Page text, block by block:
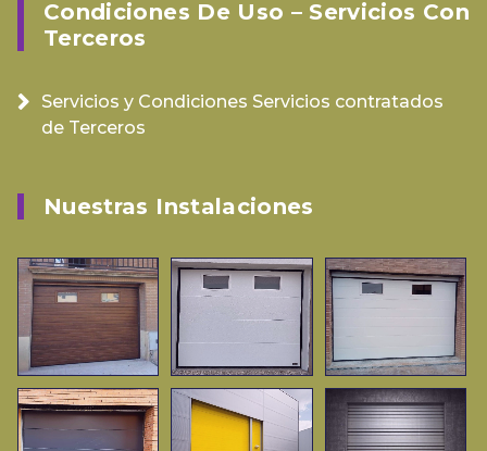
Condiciones De Uso – Servicios Con
Terceros
Servicios y Condiciones Servicios contratados
de Terceros
Nuestras Instalaciones